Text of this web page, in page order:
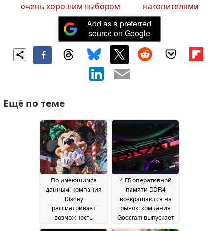
очень хорошим выбором
накопителями
Add as a preferred
source on Google
Ещё по теме
По имеющимся
данным, компания
Disney
рассматривает
возможность
4 ГБ оперативной
памяти DDR4
возвращаются на
рынок: компания
Goodram выпускает